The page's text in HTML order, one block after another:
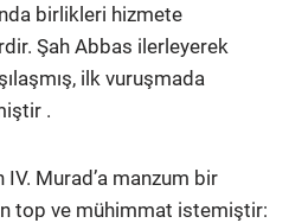
birlikleri hizmete
Şah Abbas ilerleyerek
ilk vuruşmada
.
IV. Murad’a manzum bir
top ve mühimmat istemiştir: